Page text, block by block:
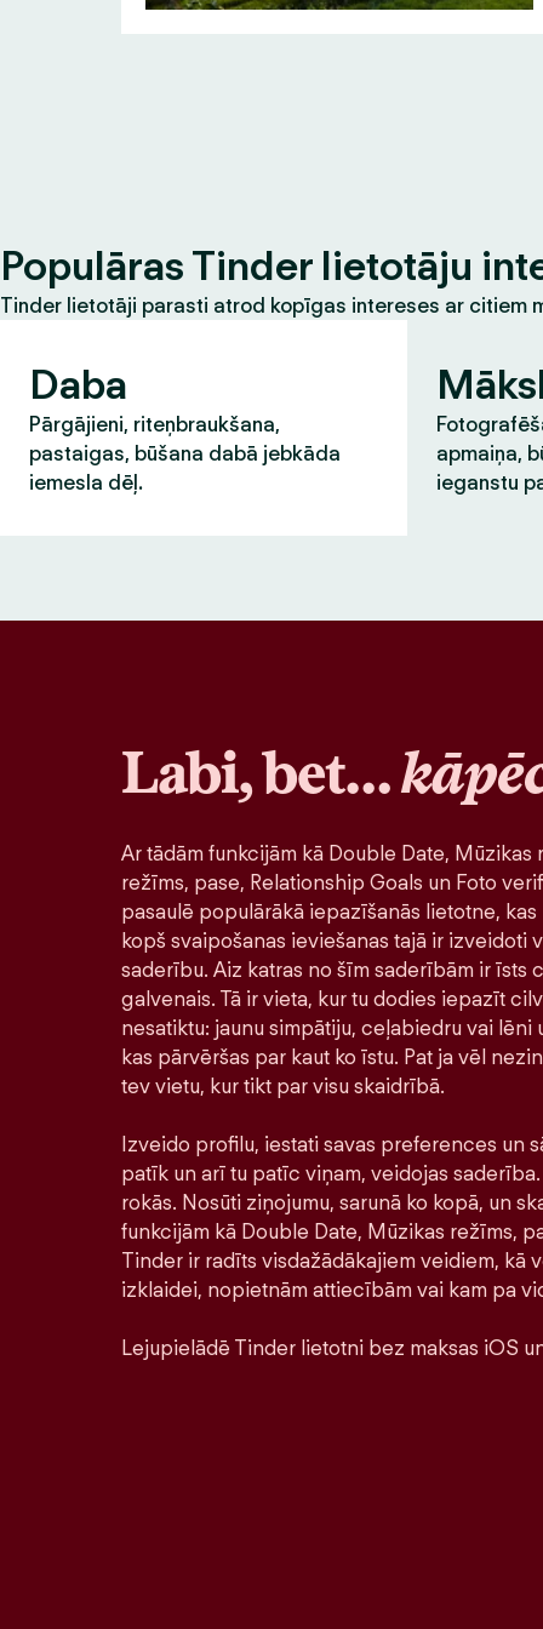
Populāras Tinder lietotāju
Tinder lietotāji parasti atrod kopīgas intereses ar citiem
Daba
Pārgājieni, riteņbraukšana,
pastaigas, būšana dabā jebkāda
iemesla dēļ.
apmaiņa,
ieganstu
Labi, bet…
Ar tādām funkcijām kā Double Date, Mūzikas
režīms, pase, Relationship Goals un Foto
pasaulē populārākā iepazīšanās lietotne,
kopš svaipošanas ieviešanas tajā ir izveidoti
saderību. Aiz katras no šīm saderībām ir īsts
galvenais. Tā ir vieta, kur tu dodies iepazīt
nesatiktu: jaunu simpātiju, ceļabiedru vai
kas pārvēršas par kaut ko īstu. Pat ja vēl
tev vietu, kur tikt par visu skaidrībā.
Izveido profilu, iestati savas preferences un
patīk un arī tu patīc viņam, veidojas
rokās. Nosūti ziņojumu, sarunā ko kopā, un
funkcijām kā Double Date, Mūzikas režīms,
Tinder ir radīts visdažādākajiem veidiem, kā
izklaidei, nopietnām attiecībām vai kam pa
Lejupielādē Tinder lietotni bez maksas iOS